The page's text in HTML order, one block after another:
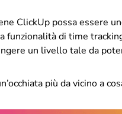
ClickUp possa essere
funzionalità di time
un livello tale da
più da vicino a